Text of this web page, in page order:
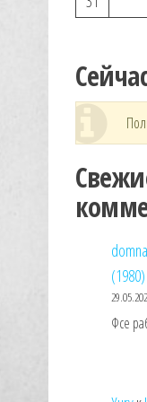
domna
(1980)
Фсе